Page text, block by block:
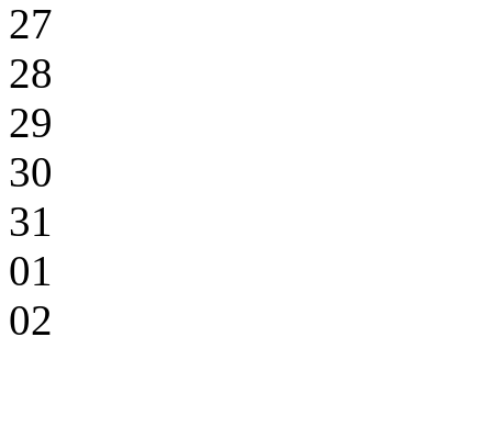
27
28
29
30
31
01
02